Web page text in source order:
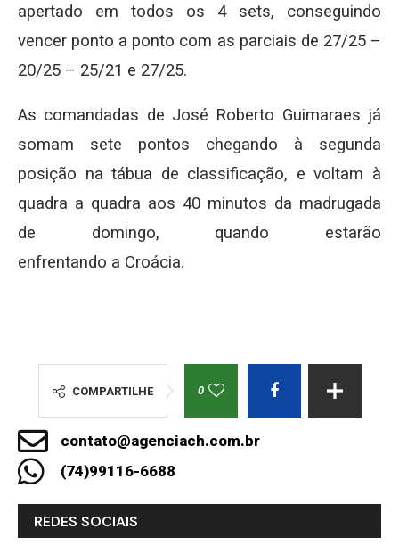
apertado em todos os 4 sets, conseguindo
vencer ponto a ponto com as parciais de 27/25 –
20/25 – 25/21 e 27/25.
As comandadas de José Roberto Guimaraes já
somam sete pontos chegando à segunda
posição na tábua de classificação, e voltam à
quadra a quadra aos 40 minutos da madrugada
de domingo, quando estarão
enfrentando a Croácia.
COMPARTILHE 0
contato@agenciach.com.br
(74)99116-6688
REDES SOCIAIS